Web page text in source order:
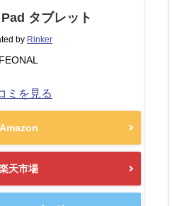
タブレット
by Rinker
FEONAL
ミを見る
Amazon
天市場